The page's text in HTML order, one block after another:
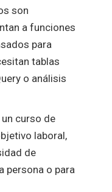
son
a funciones
para
tablas
o análisis
curso de
laboral,
de
persona o para